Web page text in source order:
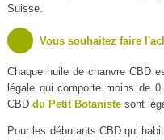
Suisse.
Vous souhaitez faire
Chaque huile de chanvre CBD
légale qui comporte moins de
CBD du Petit Botanistesont
Pour les débutants CBD qui